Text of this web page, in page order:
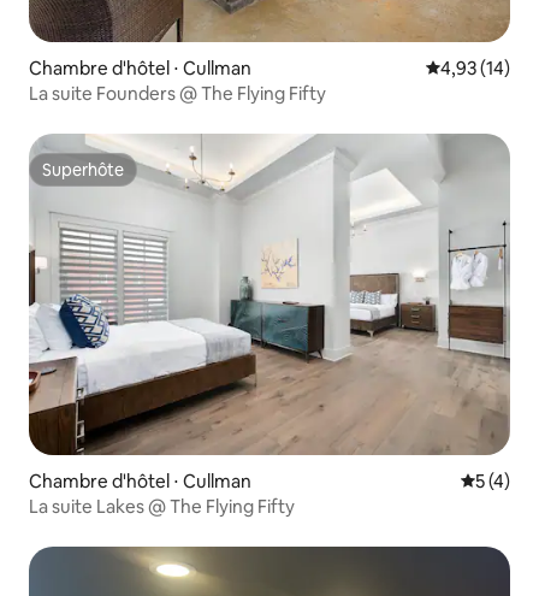
Chambre d'hôtel ⋅ Cullman Évaluation
4,93 (14)
La suite Founders @ The Flying Fifty
Superhôte
Superhôte
Chambre d'hôtel ⋅ Cullman
5 (4)
La suite Lakes @ The Flying Fifty